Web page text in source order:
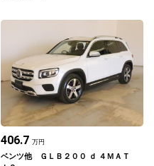
406.7 万円
ベンツ他 ＧＬＢ２００ ｄ ４ＭＡＴ